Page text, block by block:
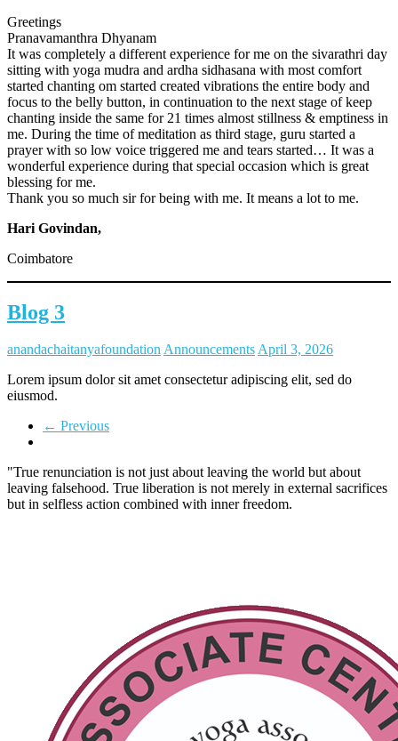
Greetings
Pranavamanthra Dhyanam
It was completely a different experience for me on the sivarathri day
sitting with yoga mudra and ardha sidhasana with most comfort
started chanting om started created vibrations the entire body and
focus to the belly button, in continuation to the next stage of keep
chanting inside the same for 21 times almost stillness & emptiness in
me. During the time of meditation as third stage, guru started a
prayer with so low voice triggered me and tears started… It was a
wonderful experience during that special occasion which is great
blessing for me.
Thank you so much sir for being with me. It means a lot to me.
Hari Govindan,
Coimbatore
Blog 3
anandachaitanyafoundationAnnouncementsApril 3, 2026
Lorem ipsum dolor sit amet consectetur adipiscing elit, sed do
eiusmod.
← Previous
"True renunciation is not just about leaving the world but about
leaving falsehood. True liberation is not merely in external sacrifices
but in selfless action combined with inner freedom.